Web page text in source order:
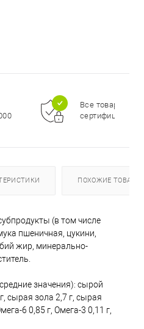
Все товары
ПОХОЖИЕ ТОВАРЫ
(в том числе
пшеничная, цукини,
жир, минерально-
значения): сырой
сырая зола 2,7 г, сырая
6 0,85 г, Омега-3 0,11 г,